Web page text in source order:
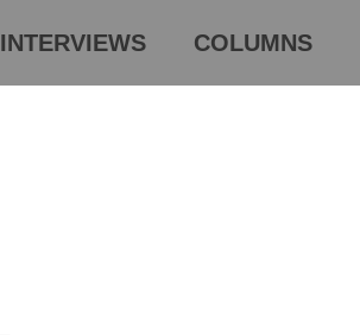
INTERVIEWS COLUMNS